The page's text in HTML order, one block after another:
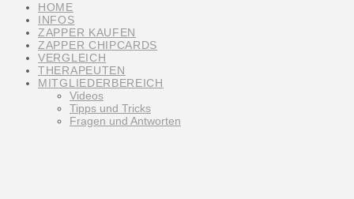
HOME
INFOS
ZAPPER KAUFEN
ZAPPER CHIPCARDS
VERGLEICH
THERAPEUTEN
MITGLIEDERBEREICH
Videos
Tipps und Tricks
Fragen und Antworten